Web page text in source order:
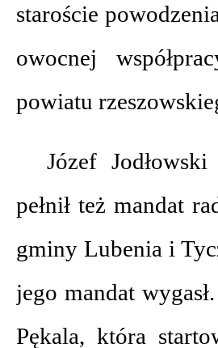
staroście
owocnej
powiatu
Józef
pełnił też mandat
gminy Lubenia i
jego mandat
Pękala, która